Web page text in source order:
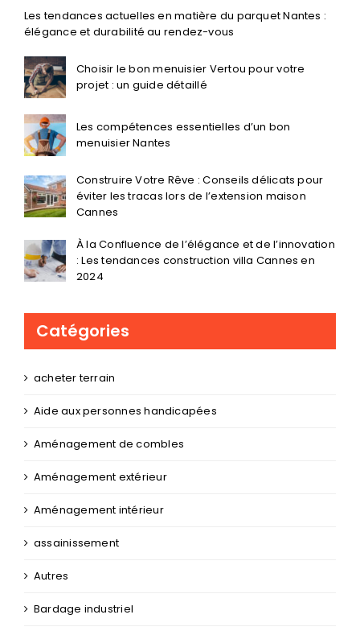
Les compétences essentielles d’un bon
Construire Votre Rêve : Conseils délicats pour
Cannes
2024
Catégories
acheter terrain
Aménagement de combles
Aménagement extérieur
Aménagement intérieur
assainissement
Autres
Bardage industriel
Bâtiment
boulangerie
Carreleur